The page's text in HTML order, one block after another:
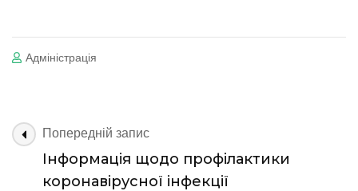
Адміністрація
Навігація
по
запису
Попередній запис
Інформація щодо профілактики
коронавірусної інфекції